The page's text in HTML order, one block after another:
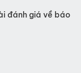
đánh giá về báo